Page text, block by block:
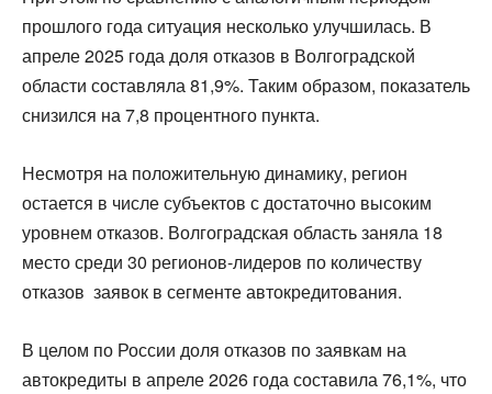
прошлого года ситуация несколько улучшилась. В
апреле 2025 года доля отказов в Волгоградской
области составляла 81,9%. Таким образом, показатель
снизился на 7,8 процентного пункта.
Несмотря на положительную динамику, регион
остается в числе субъектов с достаточно высоким
уровнем отказов. Волгоградская область заняла 18
место среди 30 регионов-лидеров по количеству
отказов заявок в сегменте автокредитования.
В целом по России доля отказов по заявкам на
автокредиты в апреле 2026 года составила 76,1%, что